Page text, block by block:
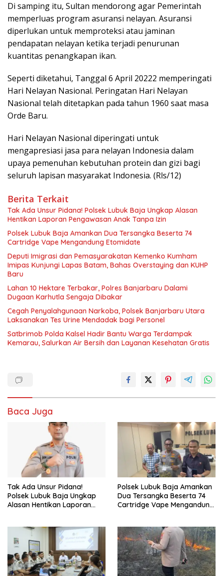
Di samping itu, Sultan mendorong agar Pemerintah
memperluas program asuransi nelayan. Asuransi
diperlukan untuk memproteksi atau jaminan
pendapatan nelayan ketika terjadi penurunan
kuantitas penangkapan ikan.
Seperti diketahui, Tanggal 6 April 20222 memperingati
Hari Nelayan Nasional. Peringatan Hari Nelayan
Nasional telah ditetapkan pada tahun 1960 saat masa
Orde Baru.
Hari Nelayan Nasional diperingati untuk
mengapresiasi jasa para nelayan Indonesia dalam
upaya pemenuhan kebutuhan protein dan gizi bagi
seluruh lapisan masyarakat Indonesia. (Rls/12)
Berita Terkait
Tak Ada Unsur Pidana! Polsek Lubuk Baja Ungkap Alasan
Hentikan Laporan Pengawasan Anak Tanpa Izin
Polsek Lubuk Baja Amankan Dua Tersangka Beserta 74
Cartridge Vape Mengandung Etomidate
Deputi Imigrasi dan Pemasyarakatan Kemenko Kumham
Imipas Kunjungi Lapas Batam, Bahas Overstaying dan KUHP
Baru
Lahan 10 Hektare Terbakar, Polres Banjarbaru Dalami
Dugaan Karhutla Sengaja Dibakar
Cegah Penyalahgunaan Narkoba, Polsek Banjarbaru Utara
Laksanakan Tes Urine Mendadak bagi Personel
Satbrimob Polda Kalsel Hadir Bantu Warga Terdampak
Kemarau, Salurkan Air Bersih dan Layanan Kesehatan Gratis
Baca Juga
Tak Ada Unsur Pidana!
Polsek Lubuk Baja Ungkap
Alasan Hentikan Laporan
Polsek Lubuk Baja Amankan
Dua Tersangka Beserta 74
Cartridge Vape Mengandung